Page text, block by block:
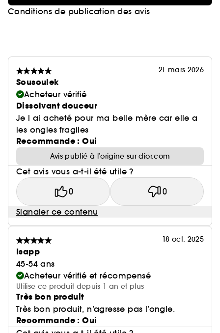
Conditions de publication des avis
21 mars 2026
Sousoulek
Acheteur vérifié
Dissolvant douceur
Je l ai acheté pour ma belle mère car elle a
les ongles fragiles
Recommande : Oui
Avis publié à l’origine sur dior.com
Cet avis vous a-t-il été utile ?
0 0
Signaler ce contenu
18 oct. 2025
Isapp
45-54 ans
Acheteur vérifié et récompensé
Utilise ce produit depuis 1 an et plus
Très bon produit
Très bon produit, n’agresse pas l’ongle.
Recommande : Oui